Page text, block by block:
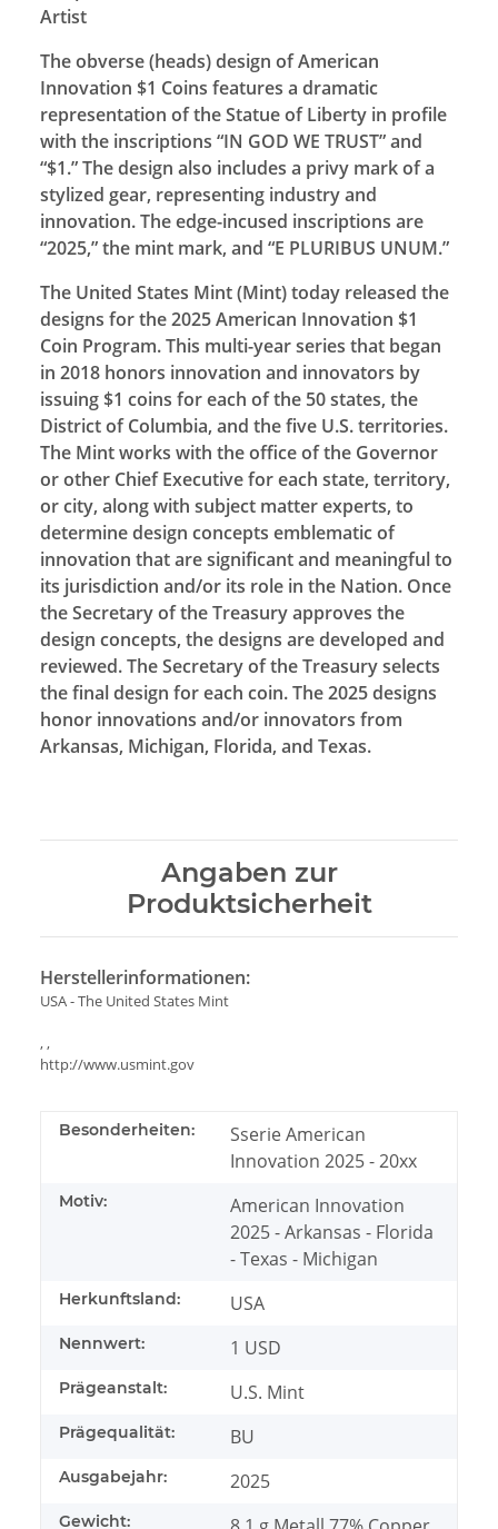
Artist
The obverse (heads) design of American
Innovation $1 Coins features a dramatic
representation of the Statue of Liberty in profile
with the inscriptions “IN GOD WE TRUST” and
“$1.” The design also includes a privy mark of a
stylized gear, representing industry and
innovation. The edge-incused inscriptions are
“2025,” the mint mark, and “E PLURIBUS UNUM.”
The United States Mint (Mint) today released the
designs for the 2025 American Innovation $1
Coin Program. This multi-year series that began
in 2018 honors innovation and innovators by
issuing $1 coins for each of the 50 states, the
District of Columbia, and the five U.S. territories.
The Mint works with the office of the Governor
or other Chief Executive for each state, territory,
or city, along with subject matter experts, to
determine design concepts emblematic of
innovation that are significant and meaningful to
its jurisdiction and/or its role in the Nation. Once
the Secretary of the Treasury approves the
design concepts, the designs are developed and
reviewed. The Secretary of the Treasury selects
the final design for each coin. The 2025 designs
honor innovations and/or innovators from
Arkansas, Michigan, Florida, and Texas.
Angaben zur
Produktsicherheit
Herstellerinformationen:
USA - The United States Mint
, ,
http://www.usmint.gov
Besonderheiten:
Sserie American
Innovation 2025 - 20xx
Motiv:
American Innovation
2025 - Arkansas - Florida
- Texas - Michigan
Herkunftsland: USA
Nennwert: 1 USD
Prägeanstalt: U.S. Mint
Prägequalität: BU
Ausgabejahr: 2025
Gewicht: